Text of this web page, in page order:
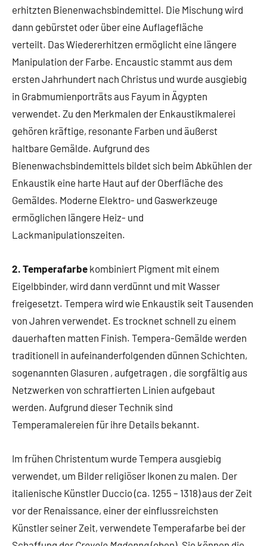
erhitzten Bienenwachsbindemittel. Die Mischung wird
dann gebürstet oder über eine Auflagefläche
verteilt. Das Wiedererhitzen ermöglicht eine längere
Manipulation der Farbe. Encaustic stammt aus dem
ersten Jahrhundert nach Christus und wurde ausgiebig
in Grabmumienporträts aus Fayum in Ägypten
verwendet. Zu den Merkmalen der Enkaustikmalerei
gehören kräftige, resonante Farben und äußerst
haltbare Gemälde. Aufgrund des
Bienenwachsbindemittels bildet sich beim Abkühlen der
Enkaustik eine harte Haut auf der Oberfläche des
Gemäldes. Moderne Elektro- und Gaswerkzeuge
ermöglichen längere Heiz- und
Lackmanipulationszeiten.
2. Temperafarbe kombiniert Pigment mit einem
Eigelbbinder, wird dann verdünnt und mit Wasser
freigesetzt. Tempera wird wie Enkaustik seit Tausenden
von Jahren verwendet. Es trocknet schnell zu einem
dauerhaften matten Finish. Tempera-Gemälde werden
traditionell in aufeinanderfolgenden dünnen Schichten,
sogenannten Glasuren , aufgetragen , die sorgfältig aus
Netzwerken von schraffierten Linien aufgebaut
werden. Aufgrund dieser Technik sind
Temperamalereien für ihre Details bekannt.
Im frühen Christentum wurde Tempera ausgiebig
verwendet, um Bilder religiöser Ikonen zu malen. Der
italienische Künstler Duccio (ca. 1255 – 1318) aus der Zeit
vor der Renaissance, einer der einflussreichsten
Künstler seiner Zeit, verwendete Temperafarbe bei der